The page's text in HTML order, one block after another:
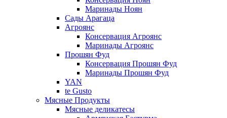
Маринады Ноян
Сады Арагаца
Агроянс
Консервация Агроянс
Маринады Агроянс
Прошян Фуд
Консервация Прошян Фуд
Маринады Прошян Фуд
YAN
te Gusto
Мясные Продукты
Мясные деликатесы